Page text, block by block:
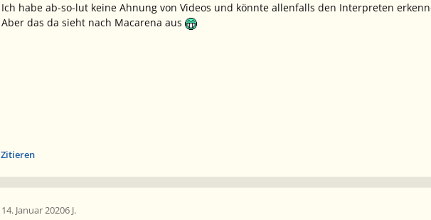
Ich habe ab-so-lut keine Ahnung von Videos und könnte allenfalls den Interpreten
Aber das da sieht nach Macarena aus
Zitieren
14. Januar 20206 J.